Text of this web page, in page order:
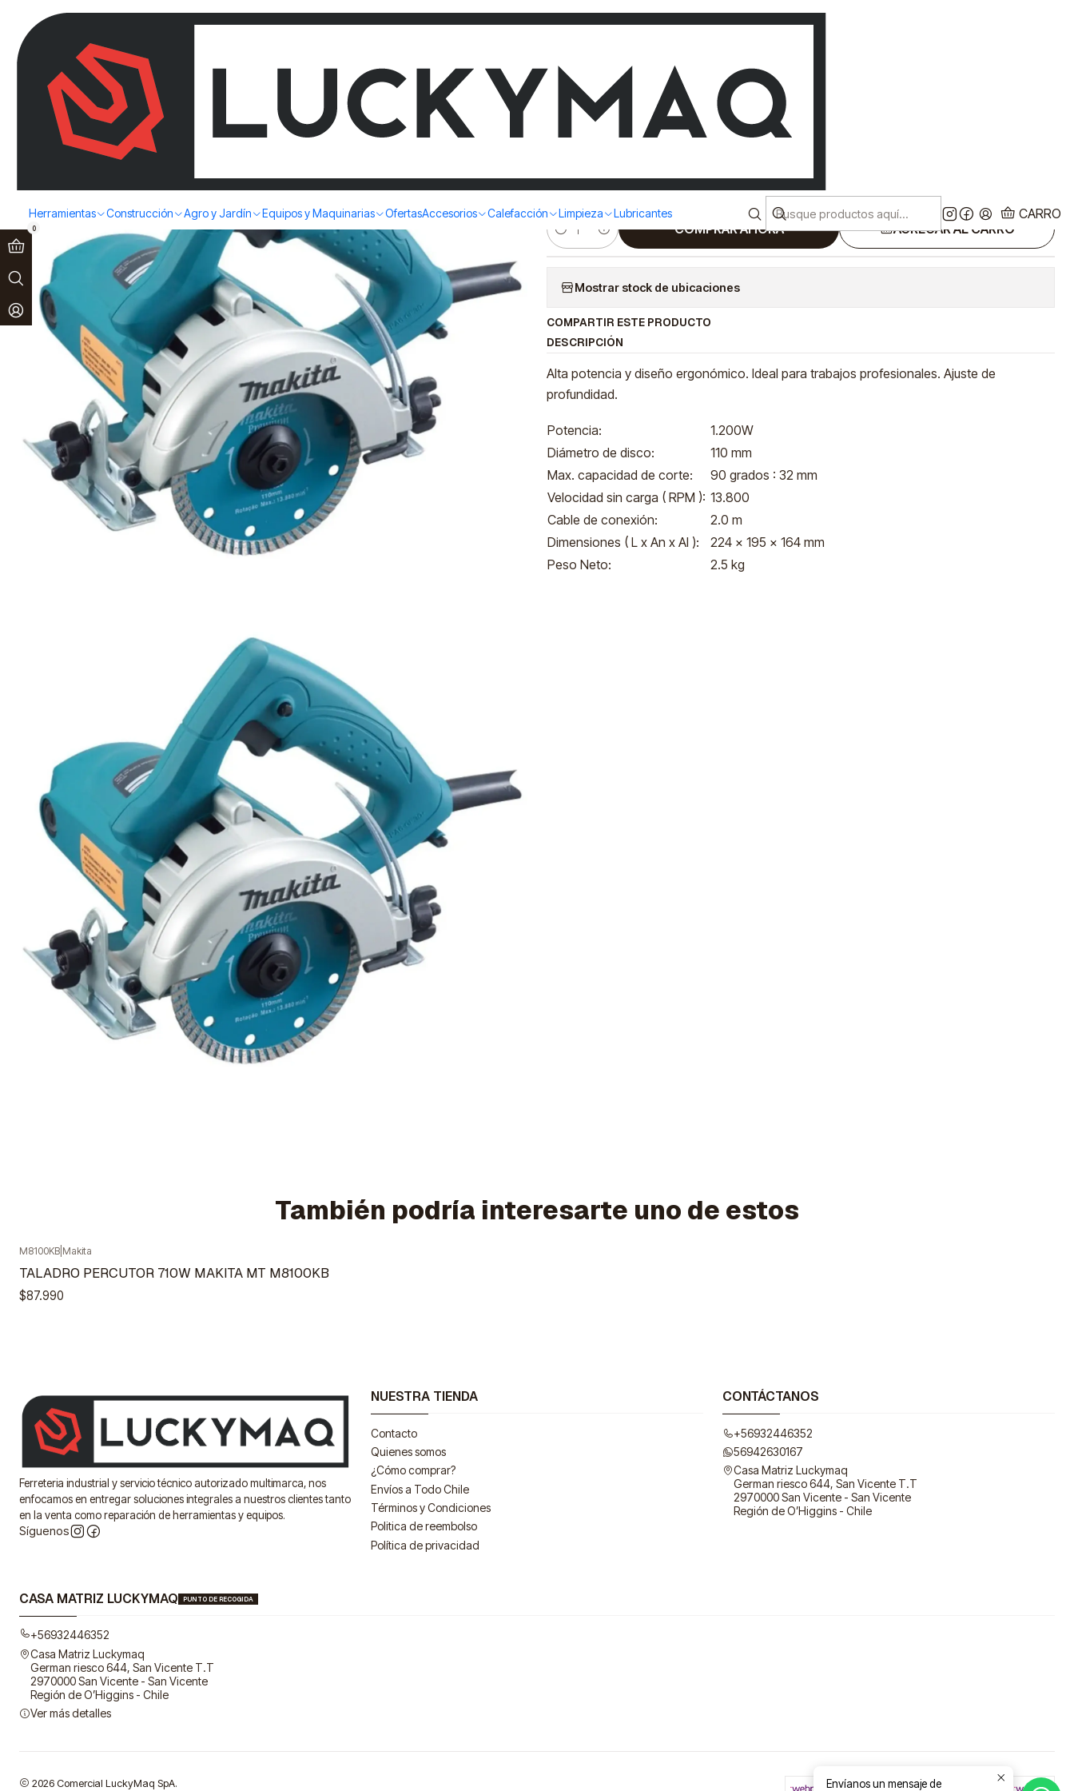
Herramientas Construcción Agro y Jardín Equipos y Maquinarias OfertasAccesorios Calefacción Limpieza Lubricantes CARRO
0
Paga en 3 cuotas sin interés!Ver más Despacho a todo chile!
Inicio
CORTADORA EN HUMEDO DE
MARMOL MAKITA MT
M0400BC
Cantidad
AGREGAR AL CARRO
COMPRAR AHORA
Mostrar stock de ubicaciones
COMPARTIR ESTE PRODUCTO
DESCRIPCIÓN
Alta potencia y diseño ergonómico. Ideal para trabajos profesionales. Ajuste de
profundidad.
Potencia:
1.200W
Diámetro de disco:
110 mm
Max. capacidad de corte:
90 grados : 32 mm
Velocidad sin carga ( RPM ): 13.800
Cable de conexión:
2.0 m
Dimensiones ( L x An x Al ):
224 x 195 x 164 mm
Peso Neto:
2.5 kg
También podría interesarte uno de estos
Agotado
M8100KB Makita
TALADRO PERCUTOR 710W MAKITA MT M8100KB
$87.990
Ferreteria industrial y servicio técnico autorizado multimarca, nos
enfocamos en entregar soluciones integrales a nuestros clientes tanto
en la venta como reparación de herramientas y equipos.
Síguenos
NUESTRA TIENDA
Contacto
Quienes somos
¿Cómo comprar?
Envíos a Todo Chile
Términos y Condiciones
Politica de reembolso
Política de privacidad
CONTÁCTANOS
+56932446352
56942630167
Casa Matriz Luckymaq
German riesco 644, San Vicente T.T
2970000 San Vicente - San Vicente
Región de O’Higgins - Chile
CASA MATRIZ LUCKYMAQ PUNTO DE RECOGIDA
+56932446352
Casa Matriz Luckymaq
German riesco 644, San Vicente T.T
2970000 San Vicente - San Vicente
Región de O’Higgins - Chile
Ver más detalles
2026 Comercial LuckyMaq SpA. Envíanos un mensaje de